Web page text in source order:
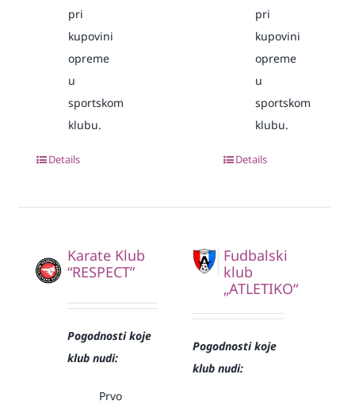
pri
kupovini
opreme
u
sportskom
klubu.
Details
pri
kupovini
opreme
u
sportskom
klubu.
Details
Karate Klub
“RESPECT”
Pogodnosti koje
klub nudi:
Prvo
Fudbalski
klub
„ATLETIKO“
Pogodnosti koje
klub nudi: